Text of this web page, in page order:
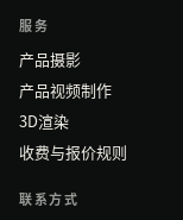
服务
产品摄影
产品视频制作
3D渲染
收费与报价规则
联系方式